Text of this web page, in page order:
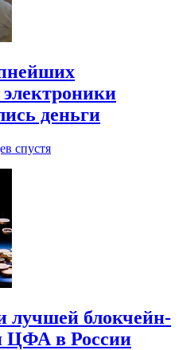
деньги
спустя
лучшей блокчейн-
ЦФА в России